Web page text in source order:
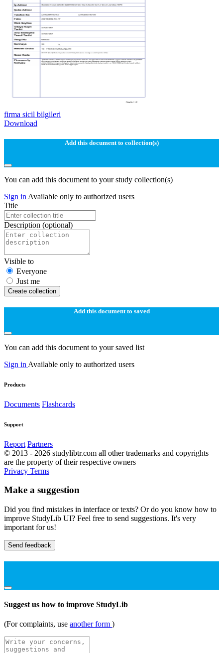
firma sicil bilgileri
Download
Add this document to collection(s)
You can add this document to your study collection(s)
Sign in Available only to authorized users
Title
Description (optional)
Visible to
Everyone
Just me
Create collection
Add this document to saved
You can add this document to your saved list
Sign in Available only to authorized users
Products
Documents Flashcards
Support
Report Partners
© 2013 - 2026 studylibtr.com all other trademarks and copyrights
are the property of their respective owners
Privacy Terms
Make a suggestion
Did you find mistakes in interface or texts? Or do you know how to
improve StudyLib UI? Feel free to send suggestions. It's very
important for us!
Send feedback
Suggest us how to improve StudyLib
(For complaints, use another form )